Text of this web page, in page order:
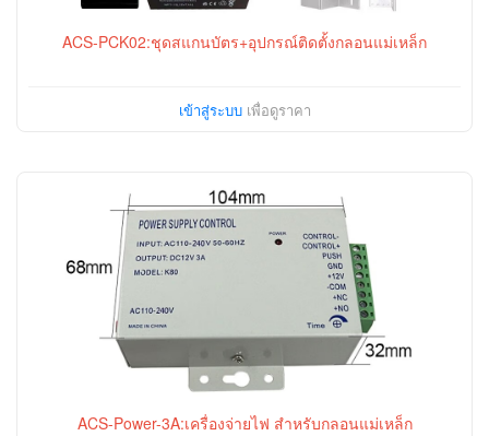
ACS-PCK02:ชุดสแกนบัตร+อุปกรณ์ติดตั้งกลอนแม่เหล็ก
เข้าสู่ระบบเพื่อดูราคา
ACS-Power-3A:เครื่องจ่ายไฟ สำหรับกลอนแม่เหล็ก